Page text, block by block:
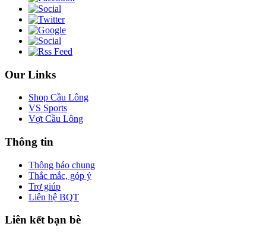
Our Links
Shop Cầu Lông
VS Sports
Vợt Cầu Lông
Thông tin
Thông báo chung
Thắc mắc, góp ý
Trợ giúp
Liên hệ BQT
Liên kết bạn bè